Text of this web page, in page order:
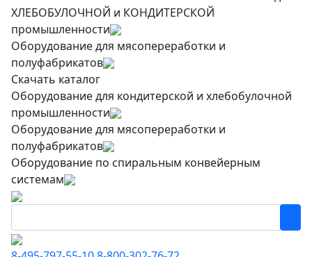
ХЛЕБОБУЛОЧНОЙ и КОНДИТЕРСКОЙ
промышленности
Оборудование для мясопереработки и
полуфабрикатов
Скачать каталог
Оборудование для кондитерской и хлебобулочной
промышленности
Оборудование для мясопереработки и
полуфабрикатов
Оборудование по спиральным конвейерным
системам